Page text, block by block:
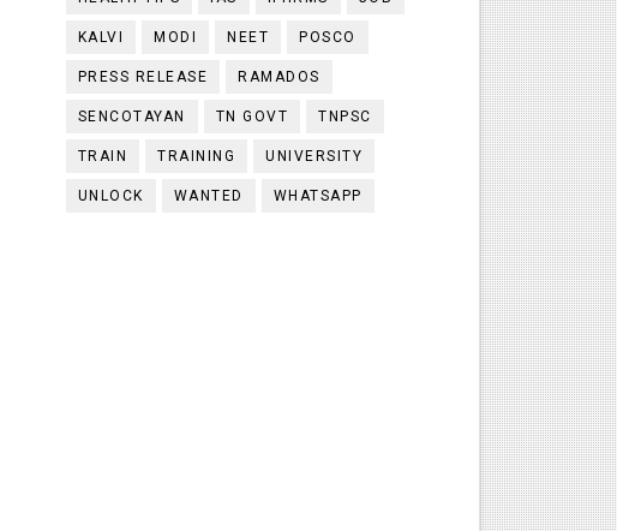
KALVI MODI NEET POSCO
PRESS RELEASE RAMADOS
SENCOTAYAN TN GOVT TNPSC
TRAIN TRAINING UNIVERSITY
UNLOCK WANTED WHATSAPP